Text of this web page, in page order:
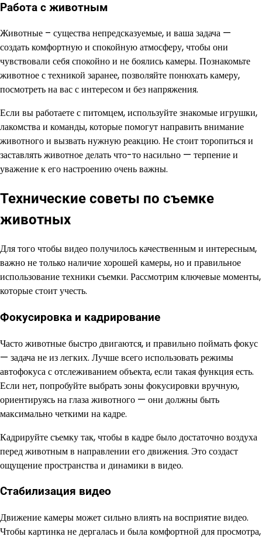
Работа с животным
Животные – существа непредсказуемые, и ваша задача —
создать комфортную и спокойную атмосферу, чтобы они
чувствовали себя спокойно и не боялись камеры. Познакомьте
животное с техникой заранее, позволяйте понюхать камеру,
посмотреть на вас с интересом и без напряжения.
Если вы работаете с питомцем, используйте знакомые игрушки,
лакомства и команды, которые помогут направить внимание
животного и вызвать нужную реакцию. Не стоит торопиться и
заставлять животное делать что-то насильно — терпение и
уважение к его настроению очень важны.
Технические советы по съемке
животных
Для того чтобы видео получилось качественным и интересным,
важно не только наличие хорошей камеры, но и правильное
использование техники съемки. Рассмотрим ключевые моменты,
которые стоит учесть.
Фокусировка и кадрирование
Часто животные быстро двигаются, и правильно поймать фокус
— задача не из легких. Лучше всего использовать режимы
автофокуса с отслеживанием объекта, если такая функция есть.
Если нет, попробуйте выбрать зоны фокусировки вручную,
ориентируясь на глаза животного — они должны быть
максимально четкими на кадре.
Кадрируйте съемку так, чтобы в кадре было достаточно воздуха
перед животным в направлении его движения. Это создаст
ощущение пространства и динамики в видео.
Стабилизация видео
Движение камеры может сильно влиять на восприятие видео.
Чтобы картинка не дергалась и была комфортной для просмотра,